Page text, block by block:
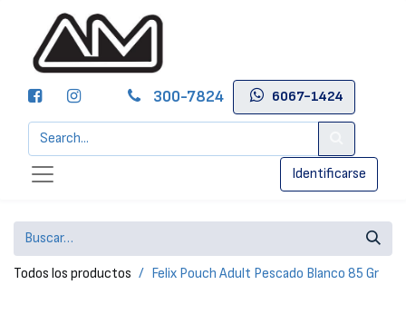
300-7824 6067-1424
Identificarse
Todos los productos Felix Pouch Adult Pescado Blanco 85 Gr